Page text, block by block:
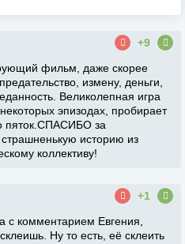
+9
фильм, даже скорее
измену, деньги,
Великолепная игра
эпизодах, пробирает
пяток.СПАСИБО за
историю из
коллективу!
+1
с комментарием Евгения,
Ну то есть, её склеить